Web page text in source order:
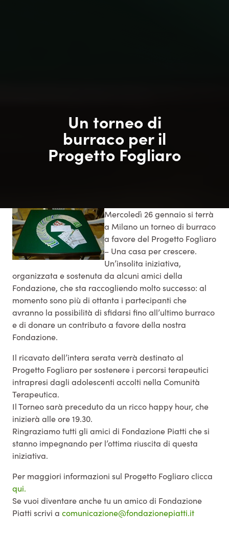
Un torneo di
burraco per il
Progetto Fogliaro
Mercoledì 26 gennaio si terrà
a Milano un torneo di burraco
a favore del Progetto Fogliaro
– Una casa per crescere.
Un’insolita iniziativa,
organizzata e sostenuta da alcuni amici della
Fondazione, che sta raccogliendo molto successo: al
momento sono più di ottanta i partecipanti che
avranno la possibilità di sfidarsi fino all’ultimo burraco
e di donare un contributo a favore della nostra
Fondazione.
Il ricavato dell’intera serata verrà destinato al
Progetto Fogliaro per sostenere i percorsi terapeutici
intrapresi dagli adolescenti accolti nella Comunità
Terapeutica.
Il Torneo sarà preceduto da un ricco happy hour, che
inizierà alle ore 19.30.
Ringraziamo tutti gli amici di Fondazione Piatti che si
stanno impegnando per l’ottima riuscita di questa
iniziativa.
Per maggiori informazioni sul Progetto Fogliaro clicca
qui.
Se vuoi diventare anche tu un amico di Fondazione
Piatti scrivi a comunicazione@fondazionepiatti.it